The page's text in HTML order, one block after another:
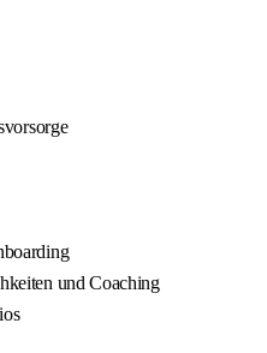
und Coaching